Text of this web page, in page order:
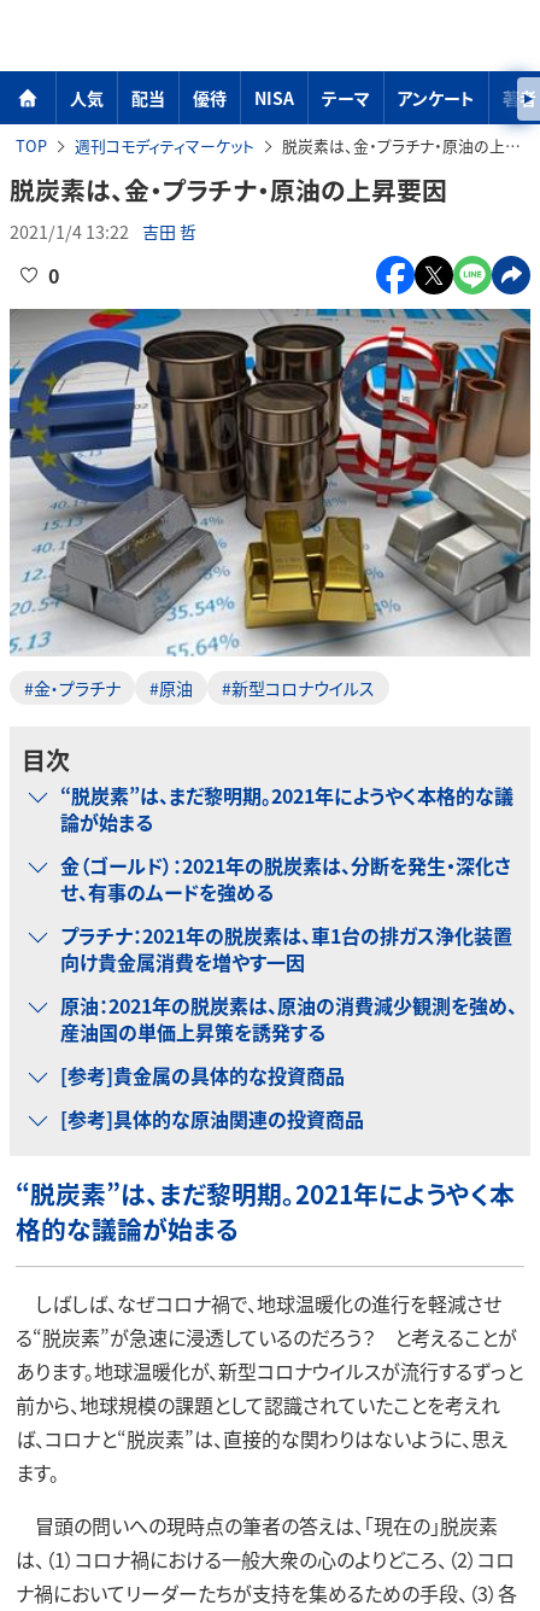
人気 配当 優待 NISA テーマ アンケート 著者
TOP 週刊コモディティマーケット 脱炭素は、金・プラチナ・原油の上昇要因
脱炭素は、金・プラチナ・原油の上昇要因
2021/1/4 13:22 吉田 哲
0
#金・プラチナ #原油 #新型コロナウイルス
目次
“脱炭素”は、まだ黎明期。2021年にようやく本格的な議
論が始まる
金（ゴールド）：2021年の脱炭素は、分断を発生・深化さ
せ、有事のムードを強める
プラチナ：2021年の脱炭素は、車1台の排ガス浄化装置
向け貴金属消費を増やす一因
原油：2021年の脱炭素は、原油の消費減少観測を強め、
産油国の単価上昇策を誘発する
[参考]貴金属の具体的な投資商品
[参考]具体的な原油関連の投資商品
“脱炭素”は、まだ黎明期。2021年にようやく本
格的な議論が始まる
しばしば、なぜコロナ禍で、地球温暖化の進行を軽減させ
る“脱炭素”が急速に浸透しているのだろう？ と考えることが
あります。地球温暖化が、新型コロナウイルスが流行するずっと
前から、地球規模の課題として認識されていたことを考えれ
ば、コロナと“脱炭素”は、直接的な関わりはないように、思え
ます。
冒頭の問いへの現時点の筆者の答えは、「現在の」脱炭素
は、（1）コロナ禍における一般大衆の心のよりどころ、（2）コロ
ナ禍においてリーダーたちが支持を集めるための手段、（3）各